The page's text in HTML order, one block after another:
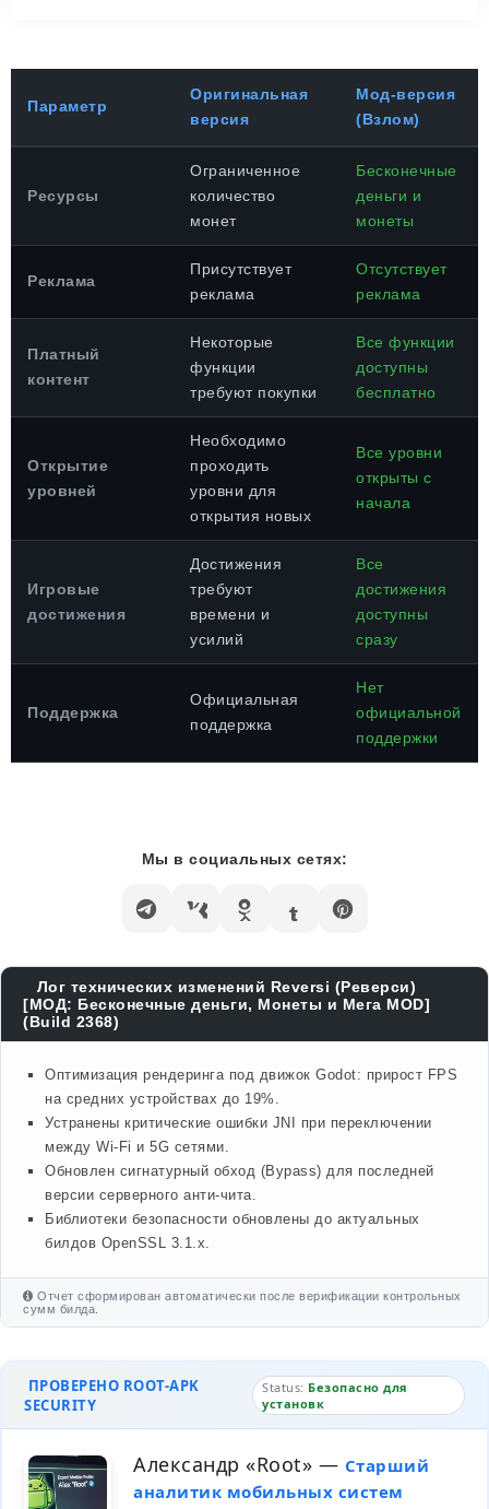
Параметр
Оригинальная
версия
Мод-версия
(Взлом)
Ресурсы
Ограниченное
количество
монет
Бесконечные
деньги и
монеты
Реклама
Присутствует
реклама
Отсутствует
реклама
Платный
контент
Некоторые
функции
требуют покупки
Все функции
доступны
бесплатно
Открытие
уровней
Необходимо
проходить
уровни для
открытия новых
Все уровни
открыты с
начала
Игровые
достижения
Достижения
требуют
времени и
усилий
Все
достижения
доступны
сразу
Поддержка
Официальная
поддержка
Нет
официальной
поддержки
Мы в социальных сетях:
Лог технических изменений Reversi (Реверси)
[МОД: Бесконечные деньги, Монеты и Мега MOD]
(Build 2368)
Оптимизация рендеринга под движок Godot: прирост FPS
на средних устройствах до 19%.
Устранены критические ошибки JNI при переключении
между Wi-Fi и 5G сетями.
Обновлен сигнатурный обход (Bypass) для последней
версии серверного анти-чита.
Библиотеки безопасности обновлены до актуальных
билдов OpenSSL 3.1.x.
Отчет сформирован автоматически после верификации контрольных
сумм билда.
ПРОВЕРЕНО ROOT-APK
SECURITY
Status: Безопасно для
установк
Александр «Root» — Старший
аналитик мобильных систем